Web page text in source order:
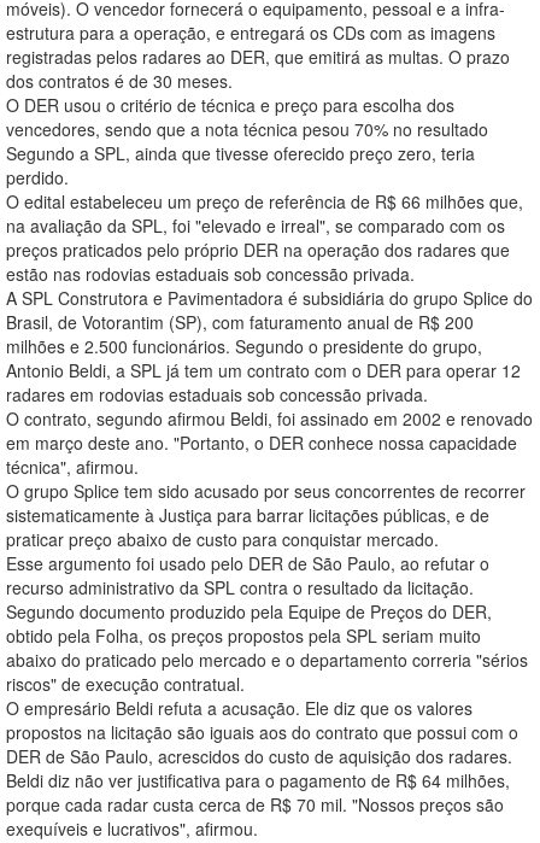
móveis). O vencedor fornecerá o equipamento, pessoal e a infra-
estrutura para a operação, e entregará os CDs com as imagens
registradas pelos radares ao DER, que emitirá as multas. O prazo
dos contratos é de 30 meses.
O DER usou o critério de técnica e preço para escolha dos
vencedores, sendo que a nota técnica pesou 70% no resultado
Segundo a SPL, ainda que tivesse oferecido preço zero, teria
perdido.
O edital estabeleceu um preço de referência de R$ 66 milhões que,
na avaliação da SPL, foi "elevado e irreal", se comparado com os
preços praticados pelo próprio DER na operação dos radares que
estão nas rodovias estaduais sob concessão privada.
A SPL Construtora e Pavimentadora é subsidiária do grupo Splice do
Brasil, de Votorantim (SP), com faturamento anual de R$ 200
milhões e 2.500 funcionários. Segundo o presidente do grupo,
Antonio Beldi, a SPL já tem um contrato com o DER para operar 12
radares em rodovias estaduais sob concessão privada.
O contrato, segundo afirmou Beldi, foi assinado em 2002 e renovado
em março deste ano. "Portanto, o DER conhece nossa capacidade
técnica", afirmou.
O grupo Splice tem sido acusado por seus concorrentes de recorrer
sistematicamente à Justiça para barrar licitações públicas, e de
praticar preço abaixo de custo para conquistar mercado.
Esse argumento foi usado pelo DER de São Paulo, ao refutar o
recurso administrativo da SPL contra o resultado da licitação.
Segundo documento produzido pela Equipe de Preços do DER,
obtido pela Folha, os preços propostos pela SPL seriam muito
abaixo do praticado pelo mercado e o departamento correria "sérios
riscos" de execução contratual.
O empresário Beldi refuta a acusação. Ele diz que os valores
propostos na licitação são iguais aos do contrato que possui com o
DER de São Paulo, acrescidos do custo de aquisição dos radares.
Beldi diz não ver justificativa para o pagamento de R$ 64 milhões,
porque cada radar custa cerca de R$ 70 mil. "Nossos preços são
exequíveis e lucrativos", afirmou.